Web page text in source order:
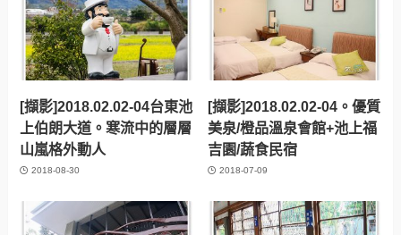
[擷影]2018.02.02-04台東池
上伯朗大道。寒流中的層層
山嵐格外動人
2018-08-30
[擷影]2018.02.02-04。優質
美泉/橙品溫泉會館+池上福
吉園/蔬食民宿
2018-07-09